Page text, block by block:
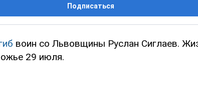
Подписаться
воин со Львовщины Руслан Сиглаев.
29 июля.